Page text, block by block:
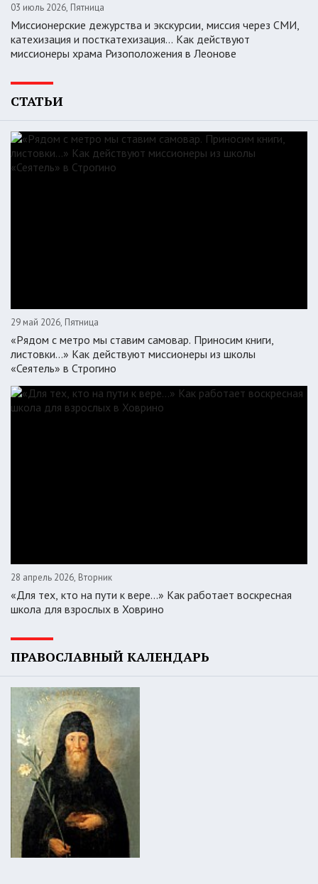
03 июль 2026, Пятница
Миссионерские дежурства и экскурсии, миссия через СМИ,
катехизация и посткатехизация… Как действуют
миссионеры храма Ризоположения в Леонове
СТАТЬИ
29 май 2026, Пятница
«Рядом с метро мы ставим самовар. Приносим книги,
листовки…» Как действуют миссионеры из школы
«Сеятель» в Строгино
28 апрель 2026, Вторник
«Для тех, кто на пути к вере...» Как работает воскресная
школа для взрослых в Ховрино
ПРАВОСЛАВНЫЙ КАЛЕНДАРЬ